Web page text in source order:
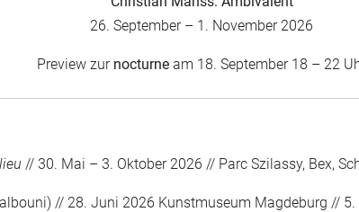
26. September – 1. November 2026
Preview zur nocturne am 18. September 18 – 22
// 30. Mai – 3. Oktober 2026 // Parc Szilassy, Bex,
// 28. Juni 2026 Kunstmuseum Magdeburg //